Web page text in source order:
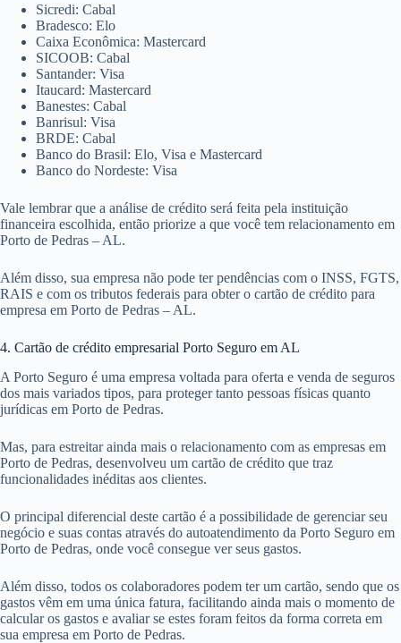
Sicredi: Cabal
Bradesco: Elo
Caixa Econômica: Mastercard
SICOOB: Cabal
Santander: Visa
Itaucard: Mastercard
Banestes: Cabal
Banrisul: Visa
BRDE: Cabal
Banco do Brasil: Elo, Visa e Mastercard
Banco do Nordeste: Visa
Vale lembrar que a análise de crédito será feita pela instituição
financeira escolhida, então priorize a que você tem relacionamento em
Porto de Pedras – AL.
Além disso, sua empresa não pode ter pendências com o INSS, FGTS,
RAIS e com os tributos federais para obter o cartão de crédito para
empresa em Porto de Pedras – AL.
4. Cartão de crédito empresarial Porto Seguro em AL
A Porto Seguro é uma empresa voltada para oferta e venda de seguros
dos mais variados tipos, para proteger tanto pessoas físicas quanto
jurídicas em Porto de Pedras.
Mas, para estreitar ainda mais o relacionamento com as empresas em
Porto de Pedras, desenvolveu um cartão de crédito que traz
funcionalidades inéditas aos clientes.
O principal diferencial deste cartão é a possibilidade de gerenciar seu
negócio e suas contas através do autoatendimento da Porto Seguro em
Porto de Pedras, onde você consegue ver seus gastos.
Além disso, todos os colaboradores podem ter um cartão, sendo que os
gastos vêm em uma única fatura, facilitando ainda mais o momento de
calcular os gastos e avaliar se estes foram feitos da forma correta em
sua empresa em Porto de Pedras.